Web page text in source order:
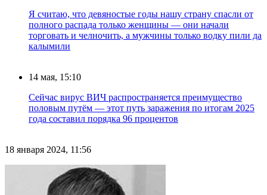
Я считаю, что девяностые годы нашу страну спасли от
полного распада только женщины — они начали
торговать и челночить, а мужчины только водку пили да
калымили
14 мая, 15:10
Сейчас вирус ВИЧ распространяется преимущество
половым путём — этот путь заражения по итогам 2025
года составил порядка 96 процентов
18 января 2024, 11:56